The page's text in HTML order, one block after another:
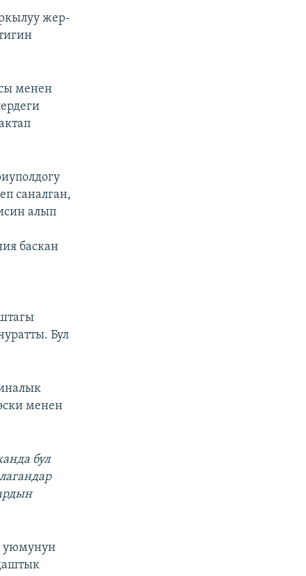
жер-
менен
саналган,
алып
баскан
Бул
менен
бул
уюмунун